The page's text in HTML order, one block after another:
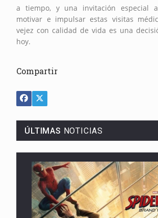
a tiempo, y una invitación especial
motivar e impulsar estas visitas
vejez con calidad de vida es una
hoy.
Compartir
ÚLTIMAS NOTICIAS